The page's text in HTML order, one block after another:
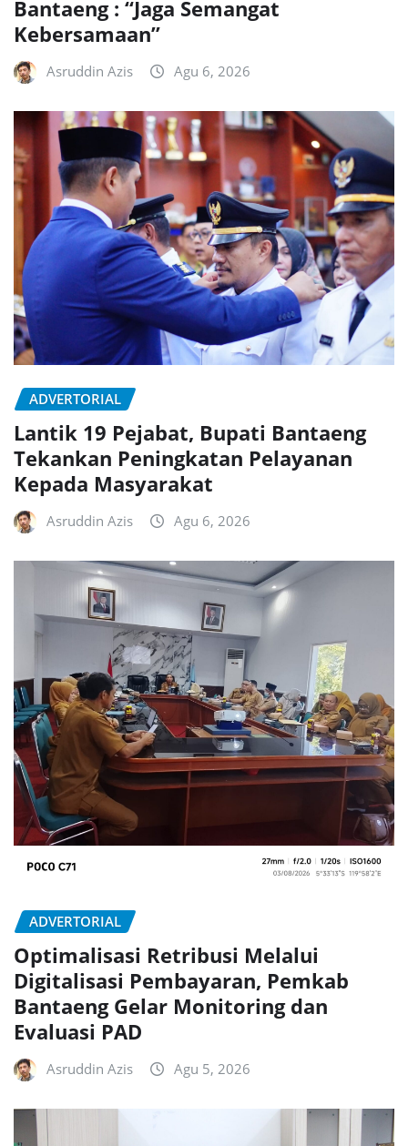
Bantaeng : “Jaga Semangat
Kebersamaan”
Asruddin Azis Agu 6, 2026
ADVERTORIAL
Lantik 19 Pejabat, Bupati Bantaeng
Tekankan Peningkatan Pelayanan
Kepada Masyarakat
Asruddin Azis Agu 6, 2026
ADVERTORIAL
Optimalisasi Retribusi Melalui
Digitalisasi Pembayaran, Pemkab
Bantaeng Gelar Monitoring dan
Evaluasi PAD
Asruddin Azis Agu 5, 2026